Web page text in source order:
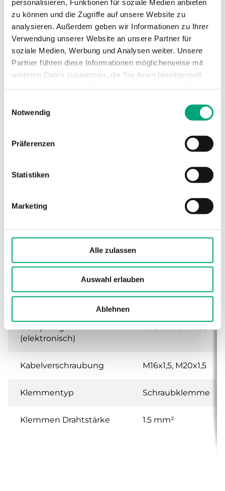
personalisieren, Funktionen für soziale Medien anbieten
zu können und die Zugriffe auf unsere Website zu
analysieren. Außerdem geben wir Informationen zu Ihrer
Verwendung unserer Website an unsere Partner für
soziale Medien, Werbung und Analysen weiter. Unsere
Partner führen diese Informationen möglicherweise mit
weiteren Daten zusammen, die Sie ihnen bereitgestellt
Notwendig
Präferenzen
Statistiken
Marketing
Alle zulassen
Auswahl erlauben
Ablehnen
Differenzdrucktransmitter mit
Kommunikation
Versorgungsspannung
24VAC/DC (21...27
V AC 50Hz /
21...27 V DC), 4.0
Schutzart
(nicht kondensierend)
Umgebungstemperatur
Montage
Abmessungen, außen
(B x H x T)
167x46x130 mm
Medien
Luft, nicht
brennbare und
nicht aggressive
Gase
Dämpfung
(elektronisch)
einstellbar 1...12 s
Kabelverschraubung M16x1,5, M20x1,5
Klemmentyp Schraubklemme
Klemmen Drahtstärke 1.5 mm²